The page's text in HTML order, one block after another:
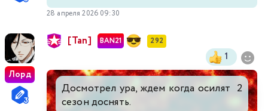
28 апреля 2026 09:30
Лорд
[Tan] BAN21 292
1
Досмотрел ура, ждем когда осилят 2
сезон доснять.